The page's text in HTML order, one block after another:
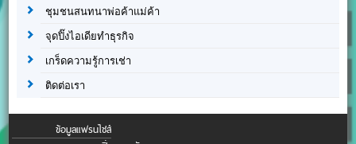
ชุมชนสนทนาพ่อค้าแม่ค้า
จุดปิ๊งไอเดียทำธุรกิจ
เกร็ดความรู้การเช่า
ติดต่อเรา
ข้อมูลแฟรนไชส์